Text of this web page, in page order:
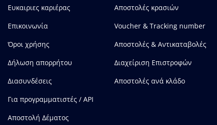
Ευκαιριες καριέρας
Επικοινωνία
Όροι χρήσης
Δήλωση απορρήτου
Διασυνδέσεις
Για προγραμματιστές / API
Αποστολή Δέματος
Αποστολές κρασιών
Voucher & Tracking number
Αποστολές & Αντικαταβολές
Διαχείριση Επιστροφών
Αποστολές ανά κλάδο